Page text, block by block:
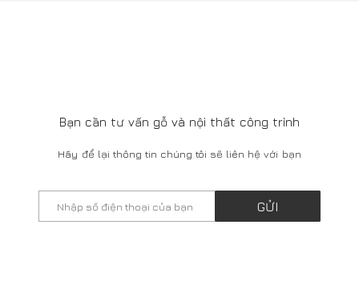
Cookie của chúng tôi
Tư 282 - MST: 0102693579
1